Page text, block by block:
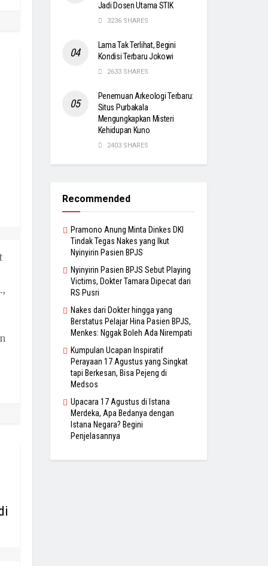
Jadi Dosen Utama STIK
3236 SHARES
Lama Tak Terlihat, Begini
Kondisi Terbaru Jokowi
2633 SHARES
Penemuan Arkeologi Terbaru:
Situs Purbakala
Mengungkapkan Misteri
Kehidupan Kuno
2403 SHARES
Recommended
Pramono Anung Minta Dinkes DKI
Tindak Tegas Nakes yang Ikut
Nyinyirin Pasien BPJS
Nyinyirin Pasien BPJS Sebut Playing
Victims, Dokter Tamara Dipecat dari
RS Pusri
Nakes dari Dokter hingga yang
Berstatus Pelajar Hina Pasien BPJS,
Menkes: Nggak Boleh Ada Nirempati
Kumpulan Ucapan Inspiratif
Perayaan 17 Agustus yang Singkat
tapi Berkesan, Bisa Pejeng di
Medsos
Upacara 17 Agustus di Istana
Merdeka, Apa Bedanya dengan
Istana Negara? Begini
Penjelasannya